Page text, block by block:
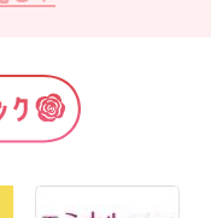
数とは？